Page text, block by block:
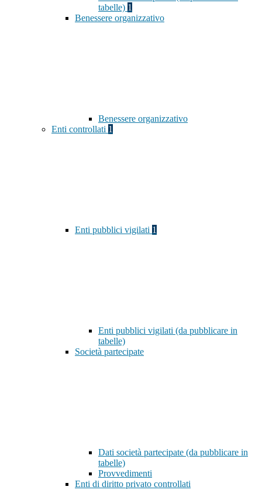
tabelle) 1
Benessere organizzativo
Benessere organizzativo
Enti controllati 1
Enti pubblici vigilati 1
Enti pubblici vigilati (da pubblicare in
tabelle)
Società partecipate
Dati società partecipate (da pubblicare in
tabelle)
Provvedimenti
Enti di diritto privato controllati